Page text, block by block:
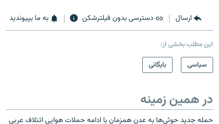
ارسال دسترسی بدون فیلترشکن به ما بپیوندید
این مطلب بخشی از:
سیاسی
بایگانی
در همین زمینه
حمله جدید حوثی‌ها به عدن همزمان با ادامه حملات هوایی ائتلاف عربی